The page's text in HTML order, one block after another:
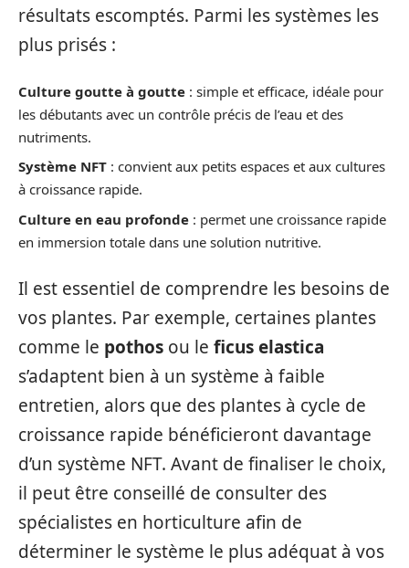
résultats escomptés. Parmi les systèmes les
plus prisés :
Culture goutte à goutte : simple et efficace, idéale pour
les débutants avec un contrôle précis de l’eau et des
nutriments.
Système NFT : convient aux petits espaces et aux cultures
à croissance rapide.
Culture en eau profonde : permet une croissance rapide
en immersion totale dans une solution nutritive.
Il est essentiel de comprendre les besoins de
vos plantes. Par exemple, certaines plantes
comme le pothos ou le ficus elastica
s’adaptent bien à un système à faible
entretien, alors que des plantes à cycle de
croissance rapide bénéficieront davantage
d’un système NFT. Avant de finaliser le choix,
il peut être conseillé de consulter des
spécialistes en horticulture afin de
déterminer le système le plus adéquat à vos